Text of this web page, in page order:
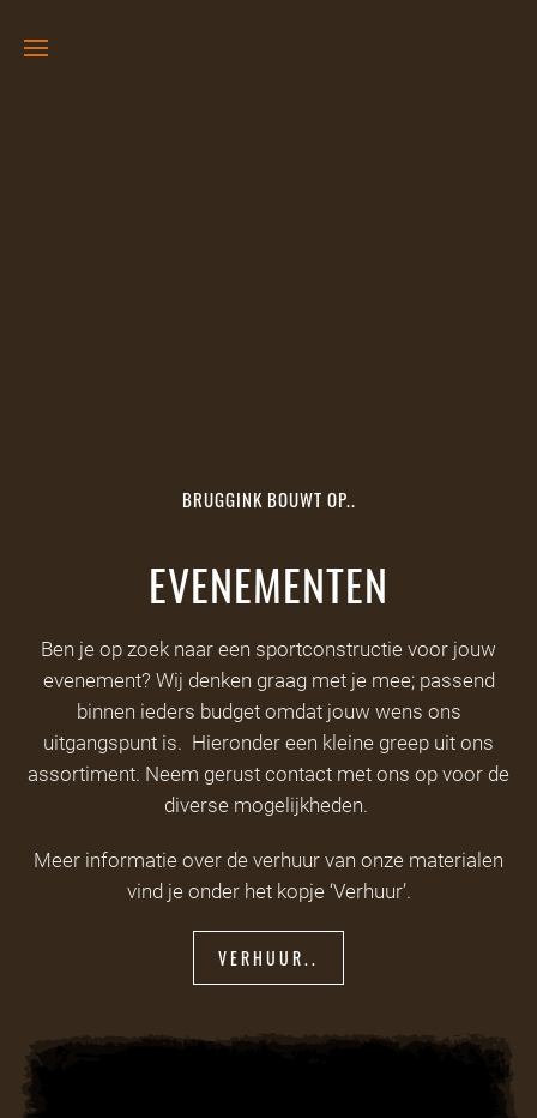
BRUGGINK BOUWT OP..
EVENEMENTEN
Ben je op zoek naar een sportconstructie voor jouw
evenement? Wij denken graag met je mee; passend
binnen ieders budget omdat jouw wens ons
uitgangspunt is. Hieronder een kleine greep uit ons
assortiment. Neem gerust contact met ons op voor de
diverse mogelijkheden.
Meer informatie over de verhuur van onze materialen
vind je onder het kopje ‘Verhuur’.
VERHUUR..